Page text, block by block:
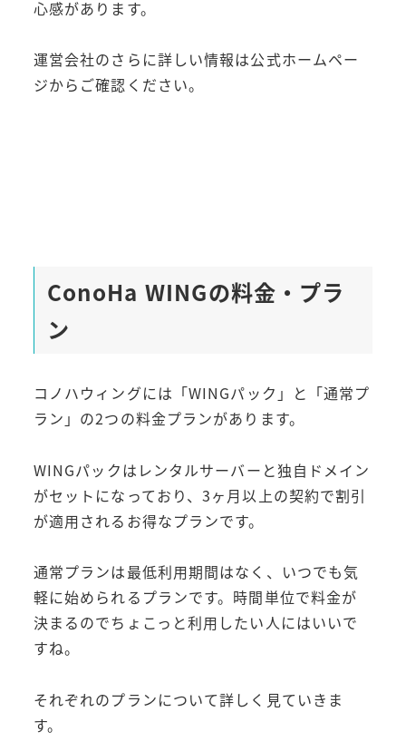
心感があります。
運営会社のさらに詳しい情報は公式ホームペー
ジからご確認ください。
ConoHa WINGの料金・プラ
ン
コノハウィングには「WINGパック」と「通常プ
ラン」の2つの料金プランがあります。
WINGパックはレンタルサーバーと独自ドメイン
がセットになっており、3ヶ月以上の契約で割引
が適用されるお得なプランです。
通常プランは最低利用期間はなく、いつでも気
軽に始められるプランです。時間単位で料金が
決まるのでちょこっと利用したい人にはいいで
すね。
それぞれのプランについて詳しく見ていきま
す。